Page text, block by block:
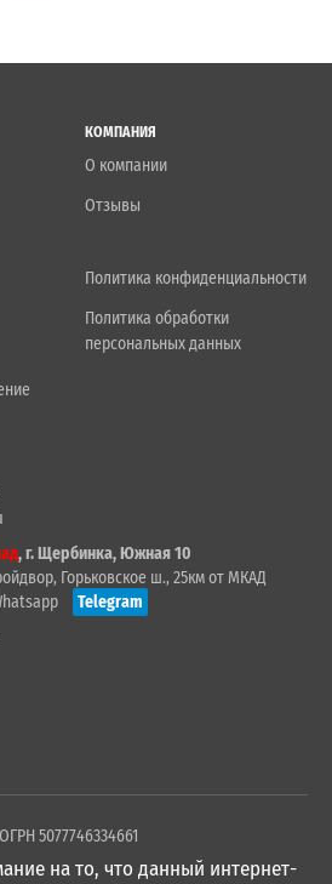
КОМПАНИЯ
О компании
Отзывы
Политика конфиденциальности
Политика обработки
персональных данных
, г. Щербинка, Южная 10
Горьковское ш., 25км от МКАД
Telegram
5077746334661
на то, что данный интернет-